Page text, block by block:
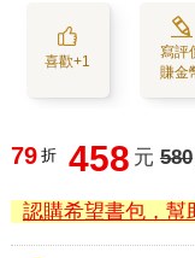
喜歡+1
寫評
賺金
79 折 458 元 580
認購希望書包，幫